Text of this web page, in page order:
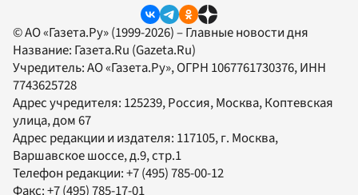
© АО «Газета.Ру» (1999-2026) – Главные новости дня
Название: Газета.Ru (Gazeta.Ru)
Учредитель:АО «Газета.Ру», ОГРН 1067761730376, ИНН
7743625728
Адрес учредителя: 125239, Россия, Москва, Коптевская
улица, дом 67
Адрес редакции и издателя: 117105, г. Москва,
Варшавское шоссе, д.9, стр.1
Телефон редакции:+7 (495) 785-00-12
Факс:+7 (495) 785-17-01